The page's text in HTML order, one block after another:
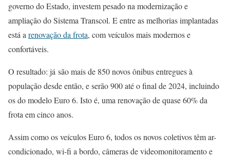
governo do Estado, investem pesado na modernização e
ampliação do Sistema Transcol. E entre as melhorias implantadas
está arenovação da frota, com veículos mais modernos e
confortáveis.
O resultado: já são mais de 850 novos ônibus entregues à
população desde então, e serão 900 até o final de 2024, incluindo
os do modelo Euro 6. Isto é, uma renovação de quase 60% da
frota em cinco anos.
Assim como os veículos Euro 6, todos os novos coletivos têm ar-
condicionado, wi-fi a bordo, câmeras de videomonitoramento e